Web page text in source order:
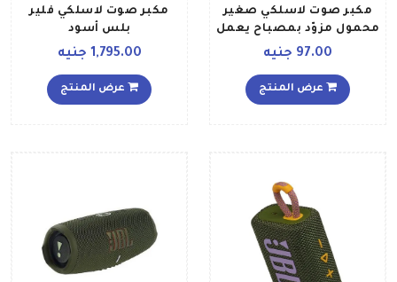
مكبر صوت لاسلكي صغير
محمول مزوّد بمصباح يعمل
باللمس أبيض
97.00 جنيه
عرض المنتج
مكبر صوت لاسلكي فلير
بلس أسود
1,795.00 جنيه
عرض المنتج